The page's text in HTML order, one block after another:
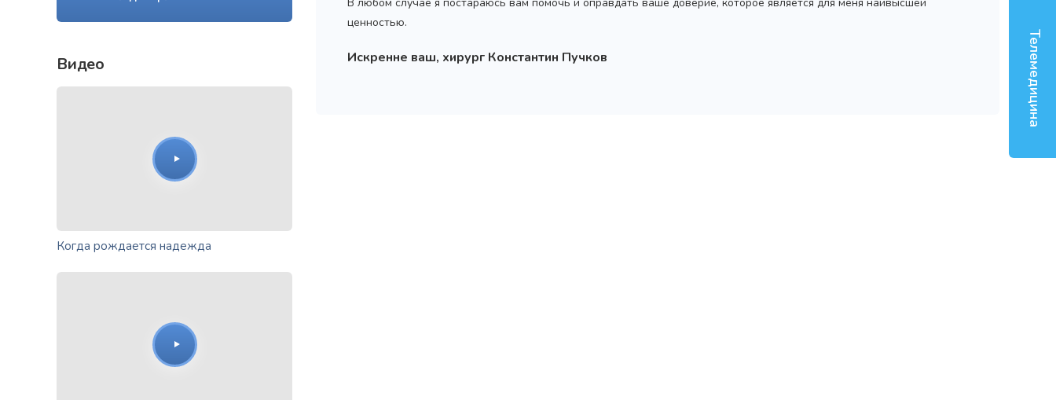
Видео
Когда рождается надежда
Телемедицина
ценностью.
Искренне ваш, хирург Константин Пучков